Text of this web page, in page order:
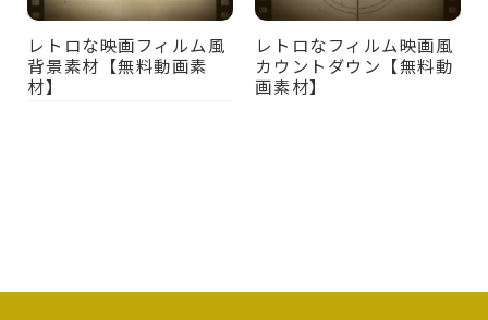
レトロな映画フィルム風
背景素材【無料動画素
材】
レトロなフィルム映画風
カウントダウン【無料動
画素材】